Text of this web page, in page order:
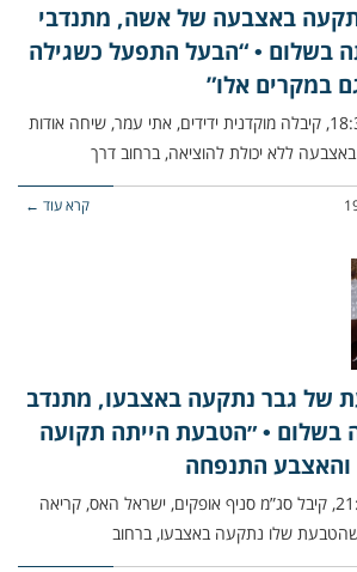
באצבעה של אשה, מתנדבי
בשלום • “הבעל התפעל כשגילה
במקרים אלו”
הערב (מוצ”ש) בשעה 18:36, קיבלה מוקדנית ידידים, אתי עמר, שיחה אודות
ללא יכולת להוציאה, ברחוב דרך
קרא עוד ←
של גבר נתקעה באצבעו, מתנדב
בשלום • ״הטבעת הייתה תקועה
והאצבע התנפחה
הלילה (שבת) בשעה 21:07, קיבל סג”מ סניף אופקים, ישראל האס, קריאה
שהטבעת שלו נתקעה באצבעו, ברחוב